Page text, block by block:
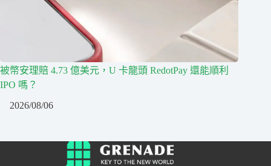
被幣安理賠 4.73 億美元，U 卡龍頭 RedotPay 還能順利
IPO 嗎？
2026/08/06